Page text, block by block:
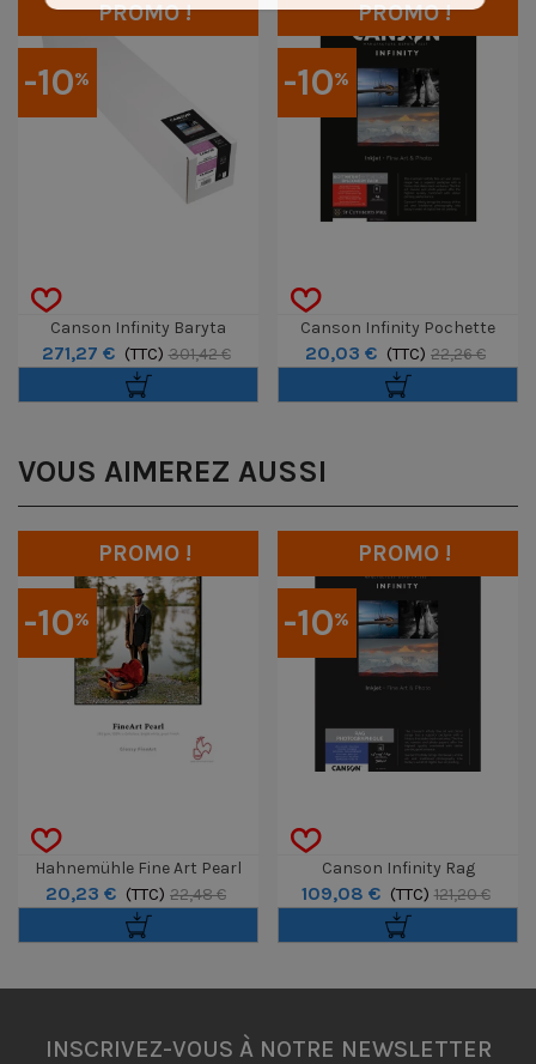
-10%
PROMO !
Canson Infinity Baryta
Photographique II Rouleau 36"
/ 12m
271,27 € (TTC) 301,42 €
-10%
PROMO !
Canson Infinity Pochette
Découverte Somerset A4 8f
20,03 € (TTC) 22,26 €
VOUS AIMEREZ AUSSI
-10%
PROMO !
Hahnemühle Fine Art Pearl
285g Carte Postale 10x15 30F
20,23 € (TTC) 22,48 €
-10%
PROMO !
Canson Infinity Rag
Photographique A3+ 310g / 25
Feuilles
109,08 € (TTC) 121,20 €
INSCRIVEZ-VOUS À NOTRE NEWSLETTER